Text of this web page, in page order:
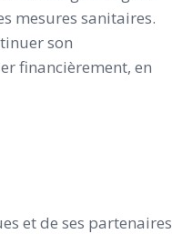
mesures sanitaires.
son
financièrement, en
et de ses partenaires